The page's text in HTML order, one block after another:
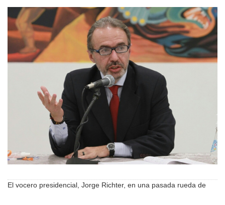
El vocero presidencial, Jorge Richter, en una pasada rueda de